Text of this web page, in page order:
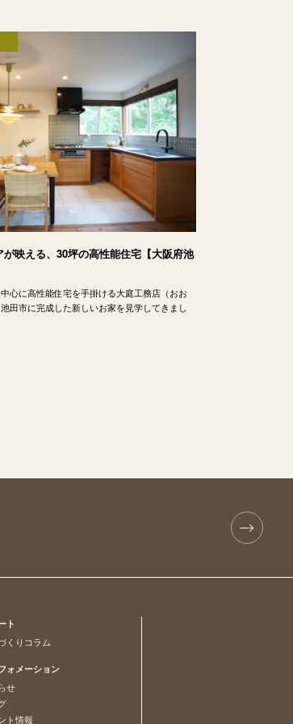
が映える、30坪の高性能住宅【大阪府池
心に高性能住宅を手掛ける大庭工務店（おお
田市に完成した新しいお家を見学してきまし
ト
くりコラム
ォメーション
せ
ト情報